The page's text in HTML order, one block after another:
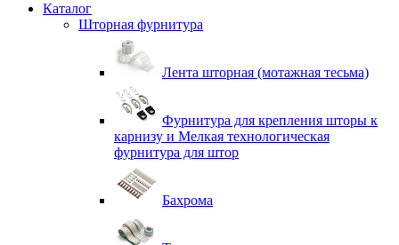
Каталог
Шторная фурнитура
Лента шторная (мотажная тесьма)
Фурнитура для крепления шторы к
карнизу и Мелкая технологическая
фурнитура для штор
Бахрома